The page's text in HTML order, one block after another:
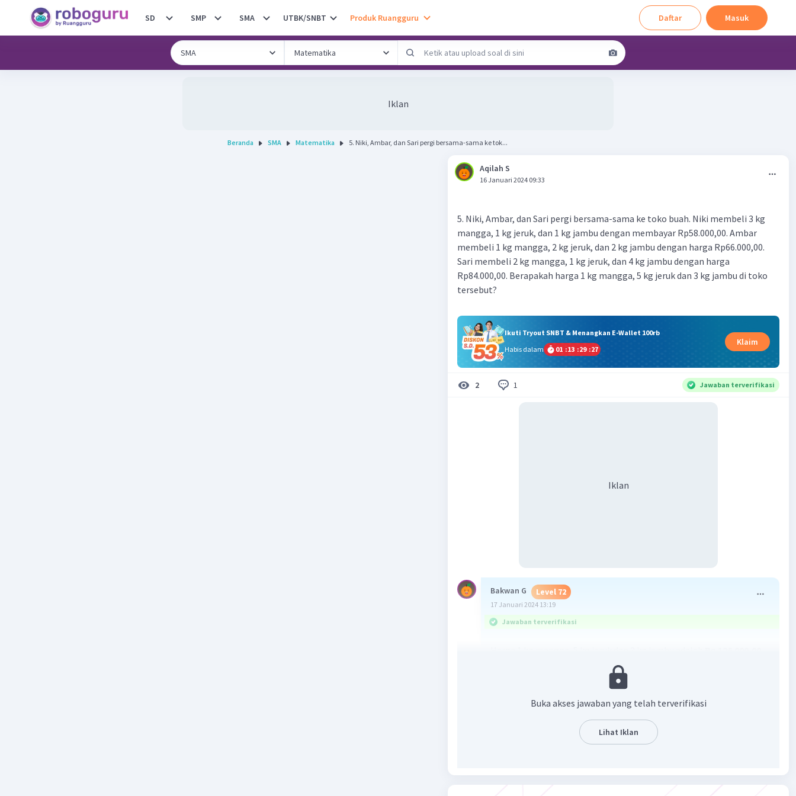
SD SMP SMA UTBK/SNBT Produk Ruangguru Daftar Masuk
Iklan
Beranda SMA Matematika 5. Niki, Ambar, dan Sari pergi bersama-sama ke tok...
Aqilah S
16 Januari 2024 09:33
5. Niki, Ambar, dan Sari pergi bersama-sama ke toko buah. Niki membeli 3 kg
mangga, 1 kg jeruk, dan 1 kg jambu dengan membayar Rp58.000,00. Ambar
membeli 1 kg mangga, 2 kg jeruk, dan 2 kg jambu dengan harga Rp66.000,00.
Sari membeli 2 kg mangga, 1 kg jeruk, dan 4 kg jambu dengan harga
Rp84.000,00. Berapakah harga 1 kg mangga, 5 kg jeruk dan 3 kg jambu di toko
tersebut?
Ikuti Tryout SNBT & Menangkan E-Wallet 100rb
Habis dalam
01 :13 :29 :26
Klaim
2 1 Jawaban terverifikasi
Iklan
Bakwan G Level 72
17 Januari 2024 13:19
Jawaban terverifikasi
(x : 1 kg mangga, y : 1 kg jeruk, z : 1 kg jambu)
x + 2y + 2z = 66.000 ... (2)
2x + y + 4z = 84.000 ... (3)
x + 5y + 3z = ... ?
x + 2y + 2z = 66.000 |1×|
Buka akses jawaban yang telah terverifikasi
Lihat Iklan